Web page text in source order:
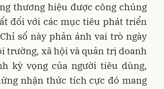
thương hiệu được công chúng
đối với các mục tiêu phát triển
số này phản ánh vai trò ngày
trường, xã hội và quản trị doanh
kỳ vọng của người tiêu dùng,
nhận thức tích cực đó mang